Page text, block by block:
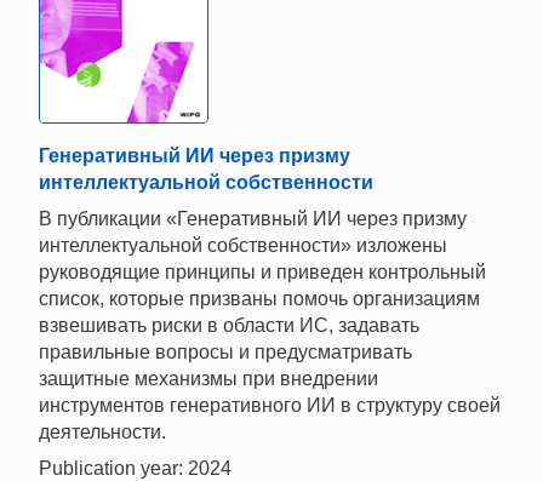
Генеративный ИИ через призму
интеллектуальной собственности
В публикации «Генеративный ИИ через призму
интеллектуальной собственности» изложены
руководящие принципы и приведен контрольный
список, которые призваны помочь организациям
взвешивать риски в области ИС, задавать
правильные вопросы и предусматривать
защитные механизмы при внедрении
инструментов генеративного ИИ в структуру своей
деятельности.
Publication year: 2024